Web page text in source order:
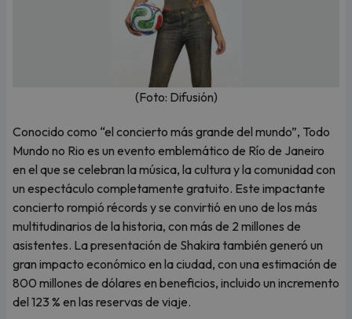
(Foto: Difusión)
Conocido como “el concierto más grande del mundo”, Todo
Mundo no Rio es un evento emblemático de Río de Janeiro
en el que se celebran la música, la cultura y la comunidad con
un espectáculo completamente gratuito. Este impactante
concierto rompió récords y se convirtió en uno de los más
multitudinarios de la historia, con más de 2 millones de
asistentes. La presentación de Shakira también generó un
gran impacto económico en la ciudad, con una estimación de
800 millones de dólares en beneficios, incluido un incremento
del 123 % en las reservas de viaje.